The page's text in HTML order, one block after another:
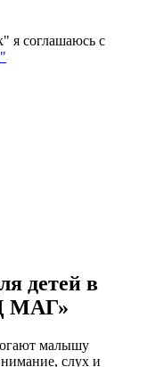
я соглашаюсь с
детей в
МАГ»
малышу
слух и